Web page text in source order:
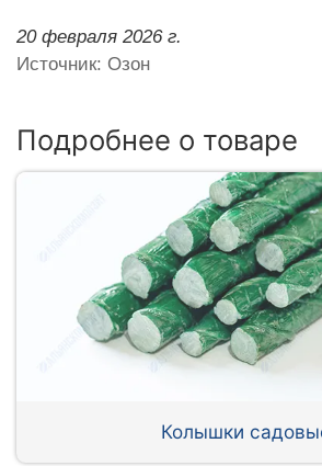
20 февраля 2026 г.
Источник: Озон
Подробнее о товаре
Колышки